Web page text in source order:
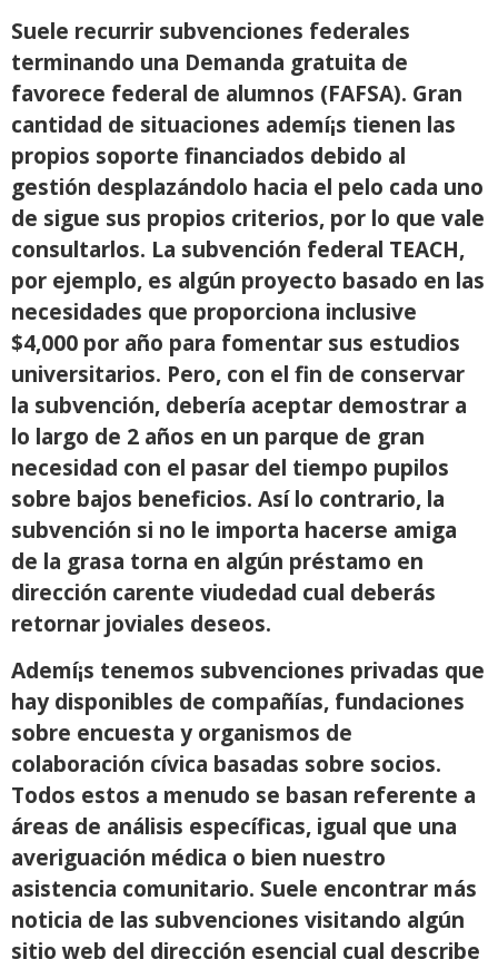
Suele recurrir subvenciones federales
terminando una Demanda gratuita de
favorece federal de alumnos (FAFSA). Gran
cantidad de situaciones ademí¡s tienen las
propios soporte financiados debido al
gestión desplazándolo hacia el pelo cada uno
de sigue sus propios criterios, por lo que vale
consultarlos. La subvención federal TEACH,
por ejemplo, es algún proyecto basado en las
necesidades que proporciona inclusive
$4,000 por año para fomentar sus estudios
universitarios. Pero, con el fin de conservar
la subvención, debería aceptar demostrar a
lo largo de 2 años en un parque de gran
necesidad con el pasar del tiempo pupilos
sobre bajos beneficios. Así­ lo contrario, la
subvención si no le importa hacerse amiga
de la grasa torna en algún préstamo en
dirección carente viudedad cual deberás
retornar joviales deseos.
Ademí¡s tenemos subvenciones privadas que
hay disponibles de compañías, fundaciones
sobre encuesta y organismos de
colaboración cívica basadas sobre socios.
Todos estos a menudo se basan referente a
áreas de análisis específicas, igual que una
averiguación médica o bien nuestro
asistencia comunitario. Suele encontrar más
noticia de las subvenciones visitando algún
sitio web del dirección esencial cual describe